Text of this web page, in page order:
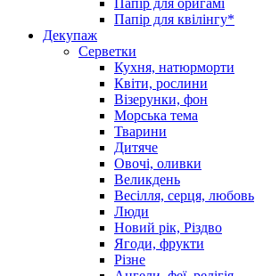
Папір для квілінгу*
Декупаж
Серветки
Кухня, натюрморти
Квіти, рослини
Візерунки, фон
Морська тема
Тварини
Дитяче
Овочі, оливки
Великдень
Весілля, серця, любовь
Люди
Новий рік, Різдво
Ягоди, фрукти
Різне